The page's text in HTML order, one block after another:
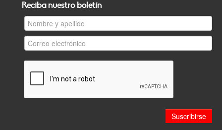
Reciba nuestro boletín